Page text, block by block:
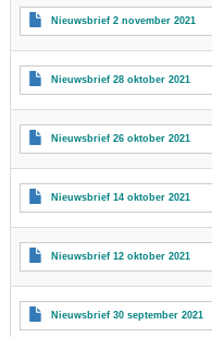
Nieuwsbrief 2 november 2021
Nieuwsbrief 28 oktober 2021
Nieuwsbrief 26 oktober 2021
Nieuwsbrief 14 oktober 2021
Nieuwsbrief 12 oktober 2021
Nieuwsbrief 30 september 2021